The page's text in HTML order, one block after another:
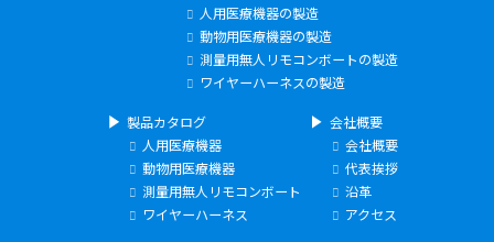
人用医療機器の製造
動物用医療機器の製造
測量用無人リモコンボートの製造
ワイヤーハーネスの製造
製品カタログ
人用医療機器
動物用医療機器
測量用無人リモコンボート
ワイヤーハーネス
会社概要
会社概要
代表挨拶
沿革
アクセス